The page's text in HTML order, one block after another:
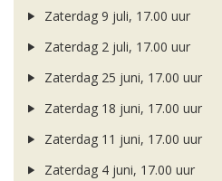
Zaterdag 9 juli, 17.00 uur
Zaterdag 2 juli, 17.00 uur
Zaterdag 25 juni, 17.00 uur
Zaterdag 18 juni, 17.00 uur
Zaterdag 11 juni, 17.00 uur
Zaterdag 4 juni, 17.00 uur